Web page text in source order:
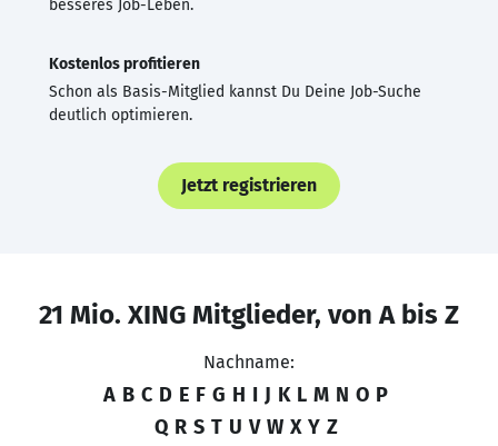
besseres Job-Leben.
Kostenlos profitieren
Schon als Basis-Mitglied kannst Du Deine Job-Suche
deutlich optimieren.
Jetzt registrieren
21 Mio. XING Mitglieder, von A bis Z
Nachname:
A B C D E F G H I J K L M N O P
Q R S T U V W X Y Z